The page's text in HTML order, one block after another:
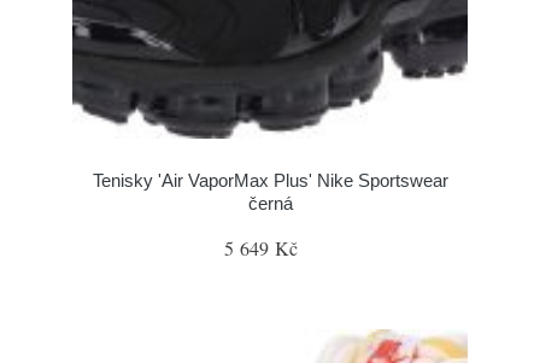
Tenisky 'Air VaporMax Plus' Nike Sportswear
černá
5 649 Kč